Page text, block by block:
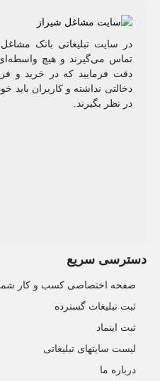
در سایت تبلیغاتی بانک
تماس می‌گیرند و هیچ
دقت فرمایید که در خرید و
دخالتی نداشته و کاربران باید
در نظر بگیرند.
دسترسی سریع
صفحه اختصاصی کسب و کار
ثبت تبلیغات گسترده
ثبت اینماد
لیست سایتهای تبلیغاتی
درباره ما